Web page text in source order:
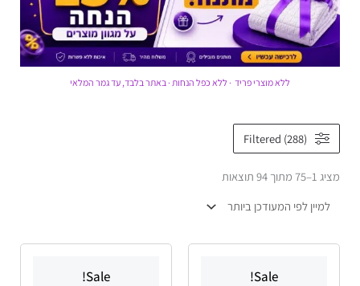
ללא מוצרי פריד · ללא כפל הנחות · באתר בלבד, עד גמר המלאי
Filtered (288)
מציג 1–75 מתוך 94 תוצאות
ביותר
Sale!
Sale!